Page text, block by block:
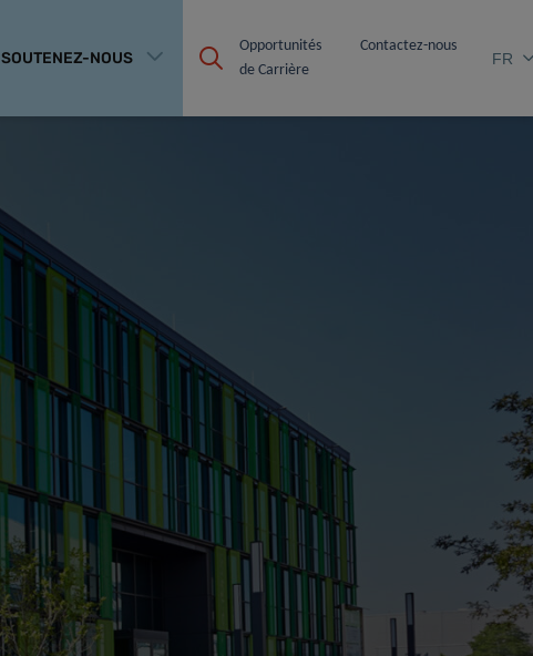
SOUTENEZ-NOUS
Opportunités
de Carrière
Contactez-nous
FR